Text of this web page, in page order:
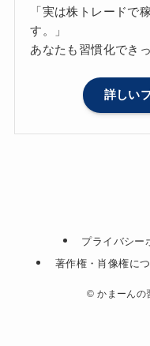
「実は株トレードで
す。」
あなたも習慣化でき
詳しい
プライバシー
著作権・肖像権に
© かまーんの